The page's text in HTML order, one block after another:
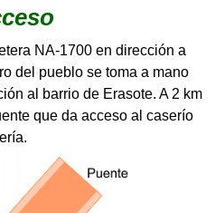
NA-1700 en dirección a
del pueblo se toma a mano
al barrio de Erasote. A 2 km
que da acceso al caserío